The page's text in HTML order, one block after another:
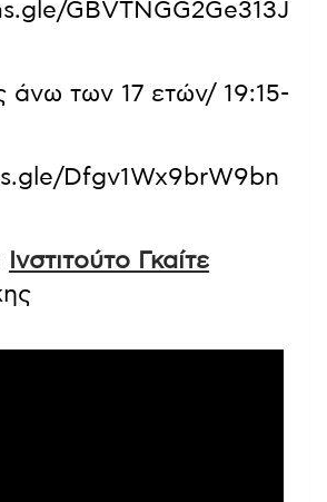
GBVTNGG2Ge313J
άνω των 17 ετών/ 19:15-
Dfgv1Wx9brW9bn
Ινστιτούτο Γκαίτε